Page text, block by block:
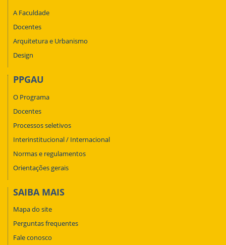
A Faculdade
Docentes
Arquitetura e Urbanismo
Design
PPGAU
O Programa
Docentes
Processos seletivos
Interinstitucional / Internacional
Normas e regulamentos
Orientações gerais
SAIBA MAIS
Mapa do site
Perguntas frequentes
Fale conosco